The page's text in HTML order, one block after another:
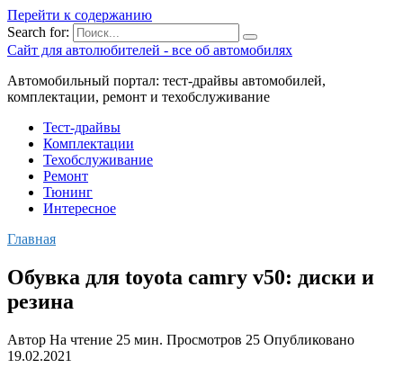
Перейти к содержанию
Search for:
Сайт для автолюбителей - все об автомобилях
Автомобильный портал: тест-драйвы автомобилей,
комплектации, ремонт и техобслуживание
Тест-драйвы
Комплектации
Техобслуживание
Ремонт
Тюнинг
Интересное
Главная
Обувка для toyota camry v50: диски и
резина
Автор На чтение 25 мин. Просмотров 25 Опубликовано
19.02.2021